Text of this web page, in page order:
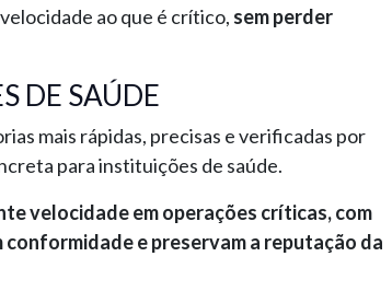
ao que é crítico, sem perder
DE SAÚDE
mais rápidas, precisas e verificadas por
para instituições de saúde.
velocidade em operações críticas, com
e preservam a reputação da